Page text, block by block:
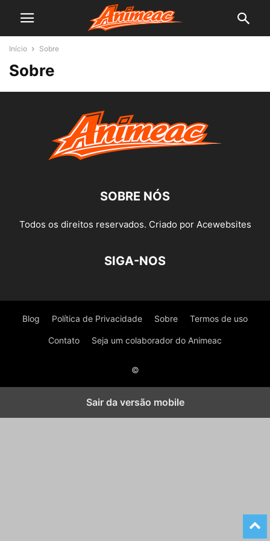
Início Sobre
Sobre
SOBRE NÓS
Todos os direitos reservados. Criado por Acewebsites
SIGA-NOS
Blog Política de Privacidade Sobre Termos de uso
Contato Seja um colaborador do Animeac
©
Sair da versão mobile